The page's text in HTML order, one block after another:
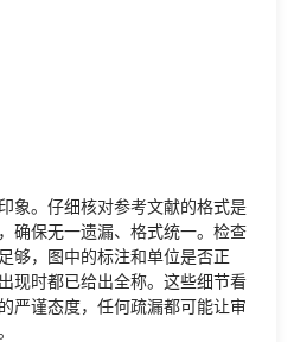
象。仔细核对参考文献的格式是
确保无一遗漏、格式统一。检查
够，图中的标注和单位是否正
现时都已给出全称。这些细节看
严谨态度，任何疏漏都可能让审